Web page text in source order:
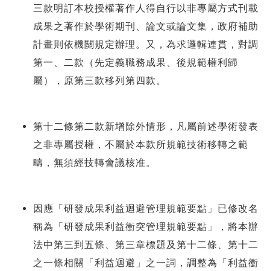
三款明訂本校授權著作人得自行以非專屬方式刊載
成果之著作於學術期刊、論文或論文集，政府補助
計畫則依機關規定辦理。又，為求邏輯連貫，對調
第一、二款（先定義職務成果、後規範權利歸
屬），原第三款移列第四款。
第十二條第二款新增除外情形，凡屬前述學術發表
之非專屬授權，不屬於本款所規範技術移轉之範
疇，無須經技轉會議核准。
因應「研發成果利益迴避管理規範要點」已修改名
稱為「研發成果利益衝突管理規範要點」，將本辦
法中第三到五條、第三章標題及第十二條、第十二
之一條相關「利益迴避」之一詞，調整為「利益衝